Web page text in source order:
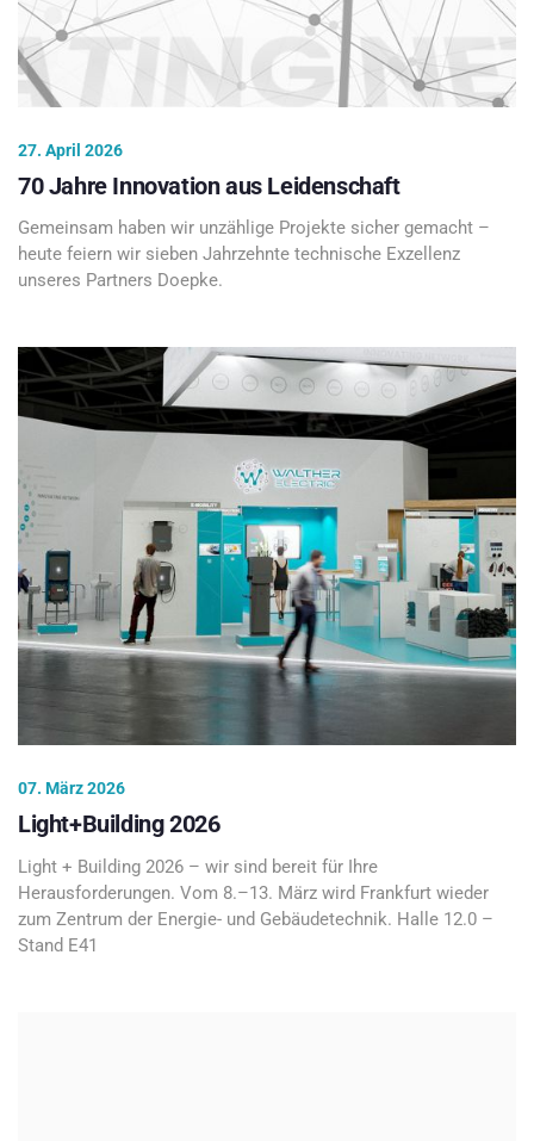
27. April 2026
70 Jahre Innovation aus Leidenschaft
Gemeinsam haben wir unzählige Projekte sicher gemacht –
heute feiern wir sieben Jahrzehnte technische Exzellenz
unseres Partners Doepke.
07. März 2026
Light+Building 2026
Light + Building 2026 – wir sind bereit für Ihre
Herausforderungen. Vom 8.–13. März wird Frankfurt wieder
zum Zentrum der Energie- und Gebäudetechnik. Halle 12.0 –
Stand E41